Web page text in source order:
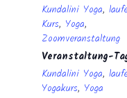
Kundalini Yoga,
Kurs, Yoga,
Zoomveranstaltung
Veranstaltung-
Kundalini Yoga,
Yogakurs, Yoga